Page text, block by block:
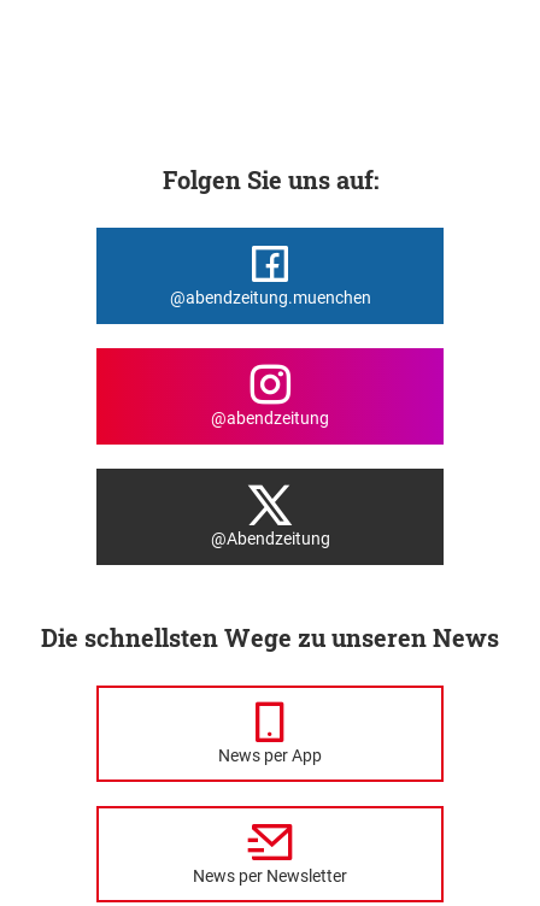
Folgen Sie uns auf:
@abendzeitung.muenchen
@abendzeitung
@Abendzeitung
Die schnellsten Wege zu unseren News
News per App
News per Newsletter